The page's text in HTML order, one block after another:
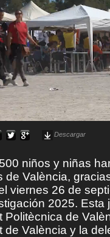
Descargar
niños y niñas
de València,
viernes 26 de
2025.
Politècnica de
de València y la